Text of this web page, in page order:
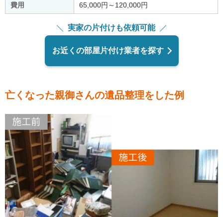
費用 65,000円～120,000円
実家の片付けも依頼可能
お近くの部屋片付け業者を探す
亡くなった親御さんの遺品整理をした例